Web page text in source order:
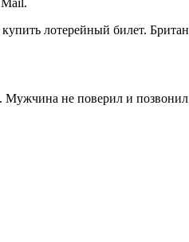
лотерейный билет.
Мужчина не поверил и